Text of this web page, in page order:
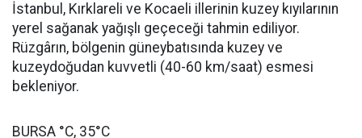
İstanbul, Kırklareli ve Kocaeli illerinin kuzey kıyılarının
yerel sağanak yağışlı geçeceği tahmin ediliyor.
Rüzgârın, bölgenin güneybatısında kuzey ve
kuzeydoğudan kuvvetli (40-60 km/saat) esmesi
bekleniyor.
BURSA °C, 35°C